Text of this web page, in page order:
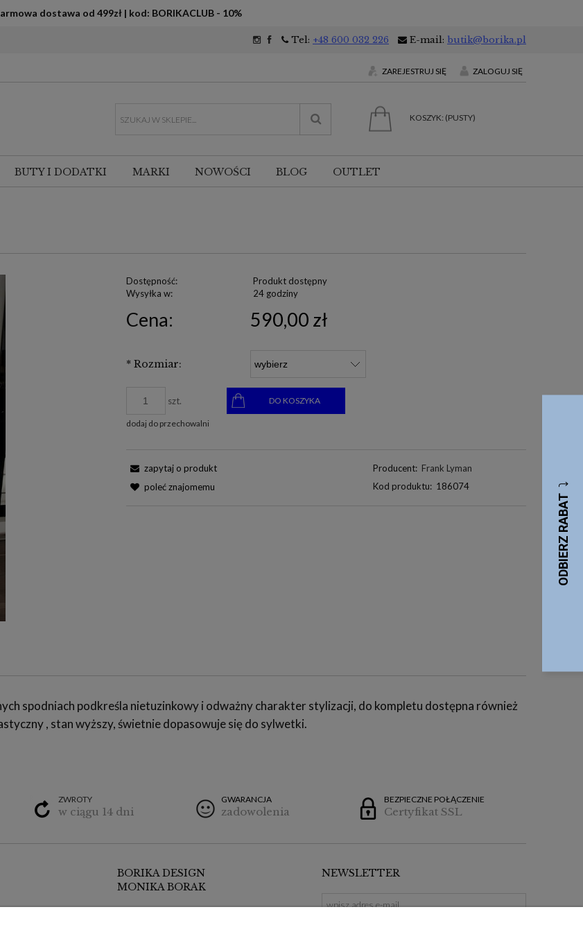
dostawa od 499zł | kod: BORIKACLUB - 10%
Tel: +48 600 032 226 E-mail: butik@borika.pl
ZAREJESTRUJ SIĘ ZALOGUJ SIĘ
KOSZYK: (PUSTY)
BUTY I DODATKI MARKI NOWOŚCI BLOG OUTLET
Dostępność:
Produkt dostępny
Wysyłka w:
24 godziny
Cena: 590,00 zł
* Rozmiar:
szt. DO KOSZYKA
dodaj do przechowalni
Producent: Frank Lyman
Kod produktu: 186074
zapytaj o produkt
poleć znajomemu
spodniach podkreśla nietuzinkowy i odważny charakter stylizacji, do kompletu dostępna również
, stan wyższy, świetnie dopasowuje się do sylwetki.
ZWROTY
w ciągu 14 dni
GWARANCJA
zadowolenia
BEZPIECZNE POŁĄCZENIE
Certyfikat SSL
BORIKA DESIGN
MONIKA BORAK
NEWSLETTER